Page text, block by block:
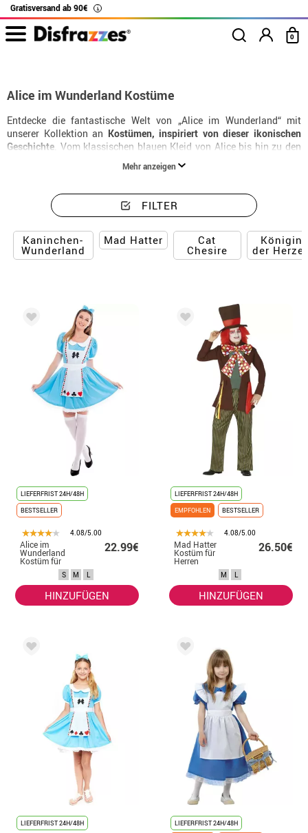
Gratisversand ab 90€ i
0
Alice im Wunderland Kostüme
Entdecke die fantastische Welt von „Alice im Wunderland“ mit
unserer Kollektion an Kostümen, inspiriert von dieser ikonischen
Geschichte . Vom klassischen blauen Kleid von Alice bis hin zu den
extravaganten Outfits des Verrückten Hutmachers und der
Herzkönigin findest du alles, was du brauchst, um in dieses
Karneval oder Schulaufführungen – mit diesen Kostümen kannst du
deine eigenen Abenteuer à la Wonderland erleben.
Mehr anzeigen
FILTER
Kaninchen-
Wunderland
Mad Hatter Cat
Chesire
Königin
der
LIEFERFRIST 24H/48H
BESTSELLER
4.08/5.00
Alice im
Wunderland
Kostüm für
22.99€
S M L
HINZUFÜGEN
LIEFERFRIST 24H/48H
EMPFOHLEN
BESTSELLER
4.08/5.00
Mad Hatter
Kostüm für
Herren
26.50€
M L
HINZUFÜGEN
LIEFERFRIST 24H/48H
LIEFERFRIST 24H/48H